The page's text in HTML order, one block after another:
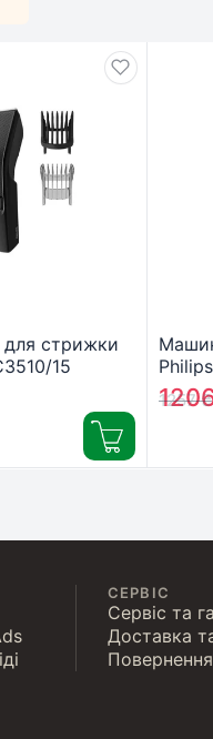
стрижки
15
1257₴
СЕРВІС
Сервіс та
Доставка